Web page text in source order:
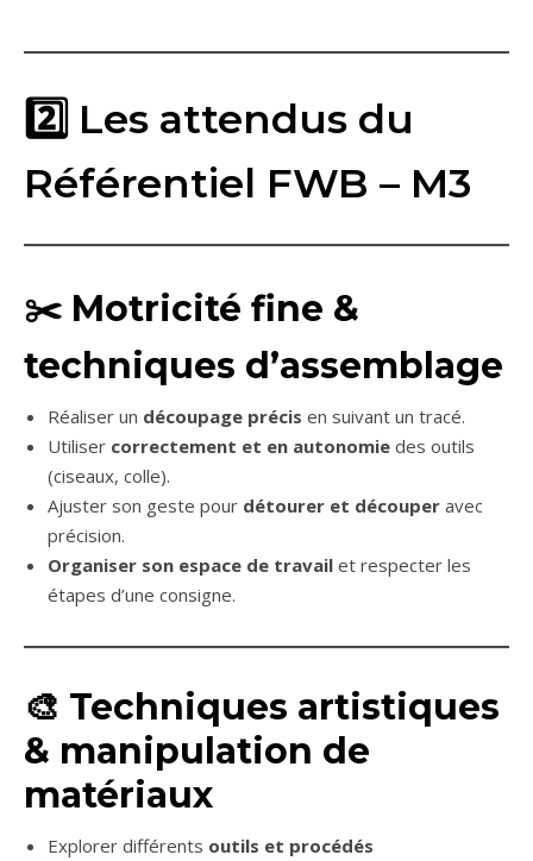
2️⃣ Les attendus du
Référentiel FWB – M3
✂️ Motricité fine &
techniques d’assemblage
Réaliser un découpage précis en suivant un tracé.
Utiliser correctement et en autonomie des outils
(ciseaux, colle).
Ajuster son geste pour détourer et découper avec
précision.
Organiser son espace de travail et respecter les
étapes d’une consigne.
🎨 Techniques artistiques
& manipulation de
matériaux
Explorer différents outils et procédés